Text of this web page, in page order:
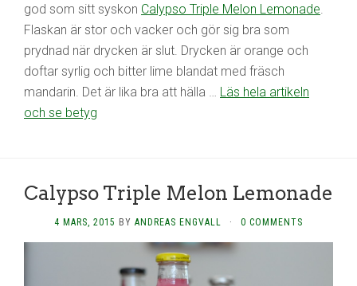
god som sitt syskon Calypso Triple Melon Lemonade
Flaskan är stor och vacker och gör sig bra som
prydnad när drycken är slut. Drycken är orange och
doftar syrlig och bitter lime blandat med fräsch
mandarin. Det är lika bra att hälla … Läs hela artikeln
och se betyg
Calypso Triple Melon Lemonade
4 MARS, 2015 BY ANDREAS ENGVALL · 0 COMMENTS